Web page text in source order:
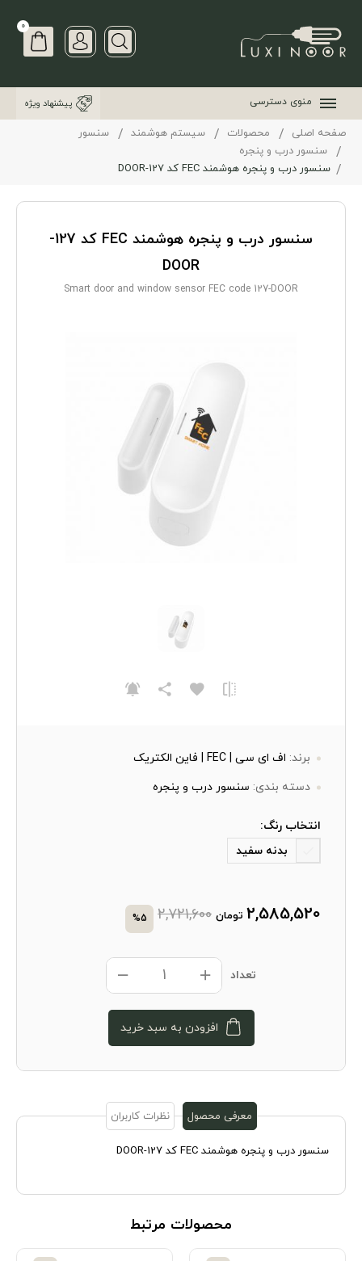
0
منوی دسترسی پیشنهاد ویژه
صفحه اصلی محصولات سیستم هوشمند
سنسور
سنسور درب و پنجره
سنسور درب و پنجره هوشمند FEC کد 127-DOOR
سنسور درب و پنجره هوشمند FEC کد 127-
DOOR
Smart door and window sensor FEC code 127-DOOR
برند: اف ای سی | FEC | فاین الکتریک
دسته بندی: سنسور درب و پنجره
انتخاب رنگ:
بدنه سفید
2,585,520 تومان 2,721,600
%5
تعداد
افزودن به سبد خرید
معرفی محصول نظرات کاربران
سنسور درب و پنجره هوشمند FEC کد 127-DOOR
محصولات مرتبط